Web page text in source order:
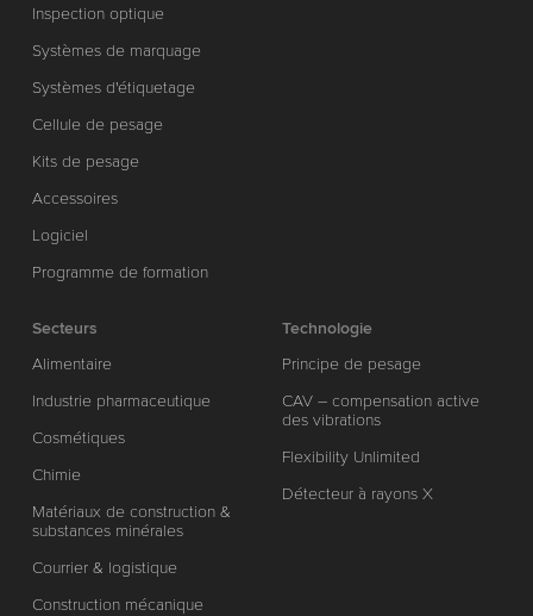
Inspection optique
Systèmes de marquage
Systèmes d'étiquetage
Cellule de pesage
Kits de pesage
Accessoires
Logiciel
Programme de formation
Secteurs
Alimentaire
Industrie pharmaceutique
Cosmétiques
Chimie
Matériaux de construction &
substances minérales
Courrier & logistique
Construction mécanique
Technologie
Principe de pesage
CAV – compensation active
des vibrations
Flexibility Unlimited
Détecteur à rayons X